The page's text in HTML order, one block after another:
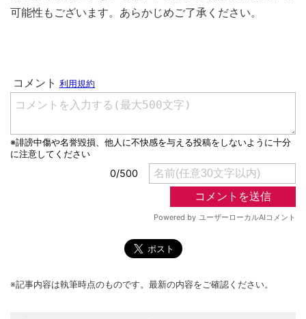
可能性もございます。あらかじめご了承ください。
※記事内容は執筆時点のものです。最新の内容をご確認ください。